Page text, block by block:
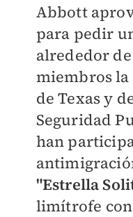
Abbott
para pedir
alrededor
miembros
de Texas y
Seguridad
han
"Estrella
limítrofe